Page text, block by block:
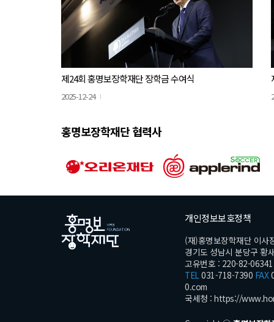
제24회 홍명보장학재단 장학금 수여식
2025-12-24
홍명보장학재단 협력사
개인정보보호정책
(재)홍명보장학재단 이사
경기도 성남시 분당구 황
고유번호 : 220-82-06341
TEL031-718-7390 FAX
0.com
국세청 : https://